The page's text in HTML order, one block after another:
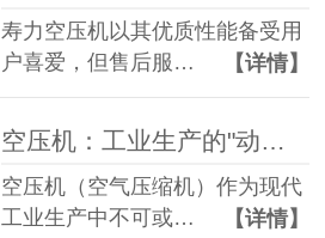
寿力空压机以其优质性能备受用
户喜爱，但售后服…
【详情】
空压机（空气压缩机）作为现代
工业生产中不可或…
【详情】